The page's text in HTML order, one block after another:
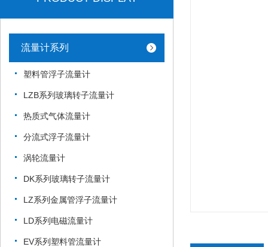
流量计系列
塑料管浮子流量计
LZB系列玻璃转子流量计
热质式气体流量计
分流式浮子流量计
涡轮流量计
DK系列玻璃转子流量计
LZ系列金属管浮子流量计
LD系列电磁流量计
EV系列塑料管流量计